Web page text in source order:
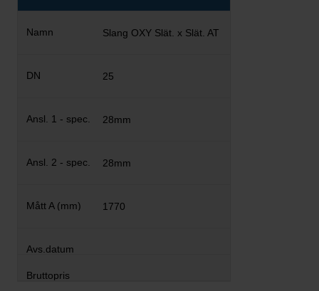
Slang OXY Slät. x Slät. AT
25
28mm
28mm
1770